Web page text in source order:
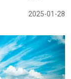
2025-01-28